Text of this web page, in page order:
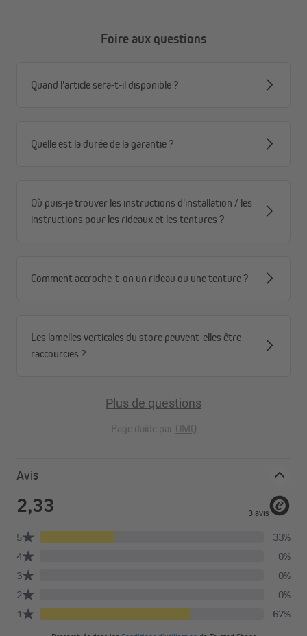
Des ondulations parfaites, jour après jour.
retombée fluide et professionnelle, digne des plus
Rideau occultant - Ambiance propice à la
détente
Vous adorez dormir ? Et si, chaque matin, vous ne vous réveilliez
plus arraché du lit par les rayons trop ardens du soleil qui
éblouissent. Misez sur notre rideau occultant afin de
créer une
obscurité totale
profond et réparateur. Chaque soir, votre salon, est éclairé par la
lumière irritante d'un lampadaire, pendant que vous rêvez d'une
ambiance propice à la détente et d'un espace intime ? Plus jamais
Foire aux questions
Quand l'article sera-t-il disponible ?
Quelle est la durée de la garantie ?
Où puis-je trouver les instructions d'installation / les
instructions pour les rideaux et les tentures ?
Comment accroche-t-on un rideau ou une tenture ?
Les lamelles verticales du store peuvent-elles être
raccourcies ?
Plus de questions
Page daide par OMQ
Avis